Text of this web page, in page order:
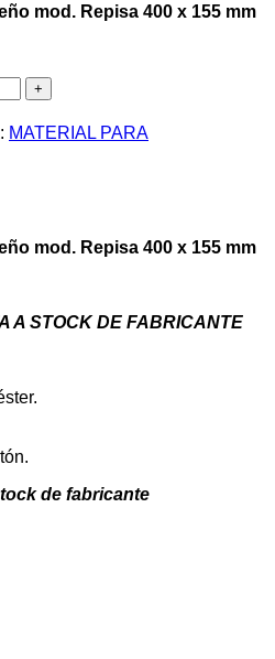
mod. Repisa 400 x 155 mm
MATERIAL PARA
mod. Repisa 400 x 155 mm
A STOCK DE FABRICANTE
de fabricante